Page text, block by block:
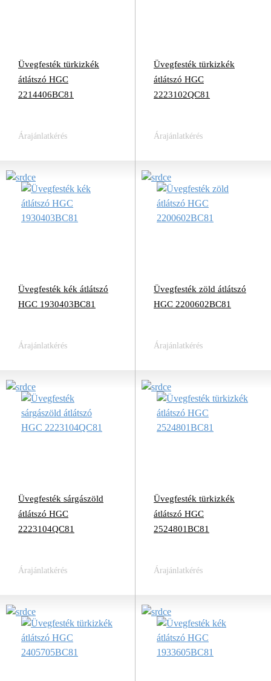
Üvegfesték türkizkék
átlátszó HGC
2214406BC81
Árajánlatkérés
Üvegfesték türkizkék
átlátszó HGC
2223102QC81
Árajánlatkérés
Üvegfesték kék átlátszó
HGC 1930403BC81
Árajánlatkérés
Üvegfesték zöld átlátszó
HGC 2200602BC81
Árajánlatkérés
Üvegfesték sárgászöld
átlátszó HGC
2223104QC81
Árajánlatkérés
Üvegfesték türkizkék
átlátszó HGC
2524801BC81
Árajánlatkérés